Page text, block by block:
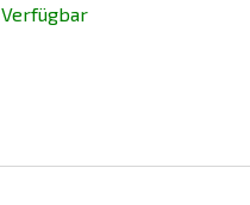
Verfügbar